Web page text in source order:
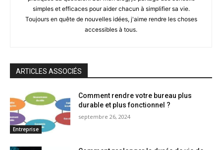
simples et efficaces pour aider chacun à simplifier sa vie.
Toujours en quête de nouvelles idées, j'aime rendre les choses
accessibles à tous.
ARTICLES ASSOCIÉS
Entreprise
Comment rendre votre bureau plus
durable et plus fonctionnel ?
septembre 26, 2024